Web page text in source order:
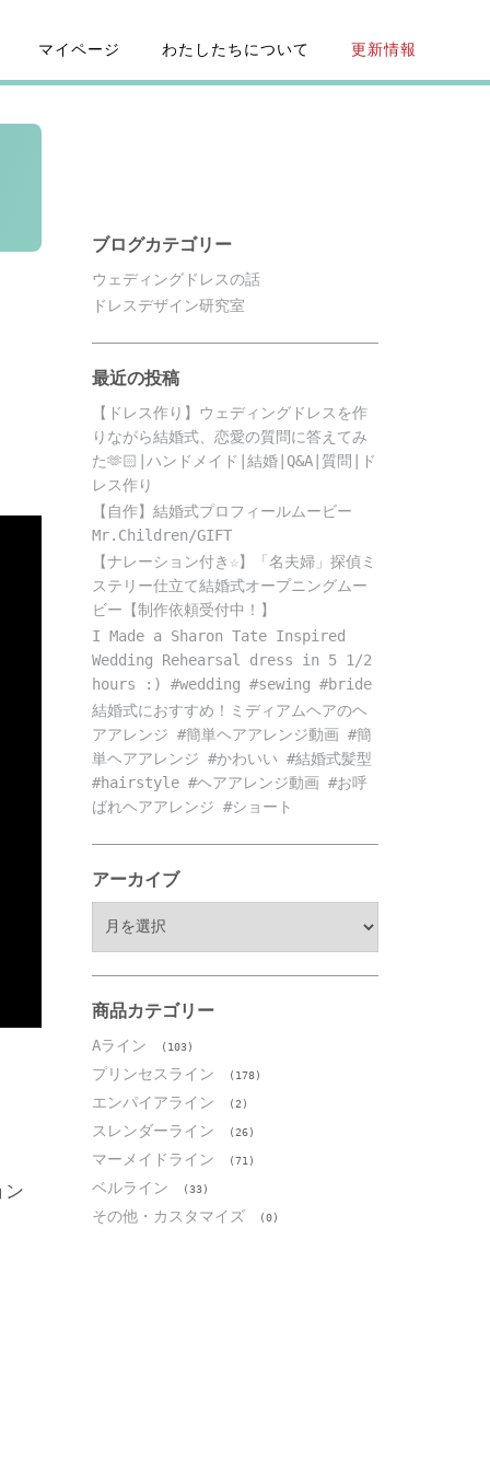
マイページ わたしたちについて 更新情報
ン
ブログカテゴリー
ウェディングドレスの話
ドレスデザイン研究室
最近の投稿
【ドレス作り】ウェディングドレスを作
りながら結婚式、恋愛の質問に答えてみ
た🫶🏻|ハンドメイド|結婚|Q&A|質問|ド
レス作り
【自作】結婚式プロフィールムービー
Mr.Children/GIFT
【ナレーション付き☆】「名夫婦」探偵ミ
ステリー仕立て結婚式オープニングムー
ビー【制作依頼受付中！】
I Made a Sharon Tate Inspired
Wedding Rehearsal dress in 5 1/2
hours :) #wedding #sewing #bride
結婚式におすすめ！ミディアムヘアのヘ
アアレンジ #簡単ヘアアレンジ動画 #簡
単ヘアアレンジ #かわいい #結婚式髪型
#hairstyle #ヘアアレンジ動画 #お呼
ばれヘアアレンジ #ショート
アーカイブ
ブ
商品カテゴリー
Aライン (103)
プリンセスライン (178)
エンパイアライン (2)
スレンダーライン (26)
マーメイドライン (71)
ベルライン (33)
その他・カスタマイズ (0)